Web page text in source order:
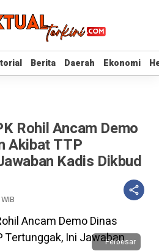
Berita Daerah Ekonomi
Berita Daerah Ekonomi
Rohil Ancam Demo
Akibat TTP
Kadis Dikbud
Perbesar